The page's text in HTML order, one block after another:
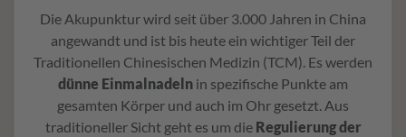
Die Akupunktur wird seit über 3.000 Jahren in China
angewandt und ist bis heute ein wichtiger Teil der
Traditionellen Chinesischen Medizin (TCM). Es werden
dünne Einmalnadeln in spezifische Punkte am
gesamten Körper und auch im Ohr gesetzt. Aus
traditioneller Sicht geht es um die Regulierung der